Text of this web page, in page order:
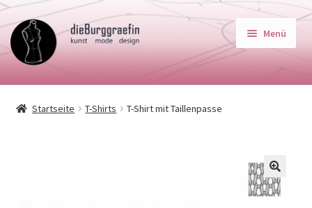
Zur
Navigation
springen
Zum
Inhalt
springen
Menü
Startseite
Startseite T-Shirts T-Shirt mit Taillenpasse
🔍